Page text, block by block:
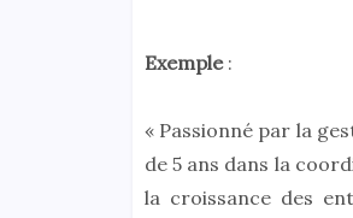
Exemple :
« Passionné par la
de 5 ans dans la
la croissance des